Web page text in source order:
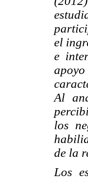
el
e
Al
los
de la
Los